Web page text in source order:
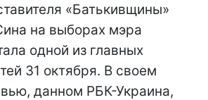
«Батькивщины»
на выборах мэра
одной из главных
31 октября. В своем
данном РБК-Украина,